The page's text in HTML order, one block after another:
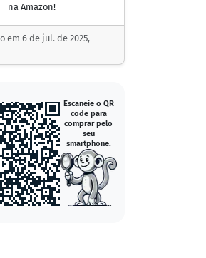
na Amazon!
em 6 de jul. de 2025,
Escaneie o QR
code para
comprar pelo
seu
smartphone.